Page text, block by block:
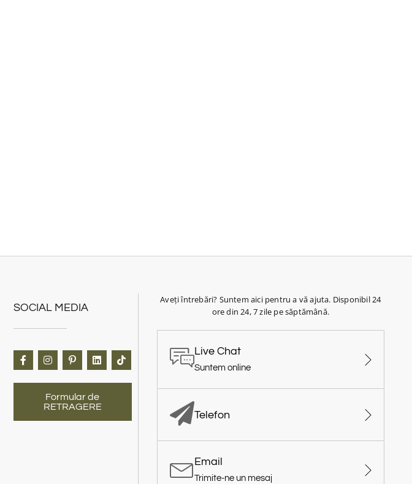
SOCIAL MEDIA
Formular de
RETRAGERE
Aveți întrebări? Suntem aici pentru a vă ajuta. Disponibil 24
ore din 24, 7 zile pe săptămână.
Live Chat
Suntem online
Telefon
Email
Trimite-ne un mesaj